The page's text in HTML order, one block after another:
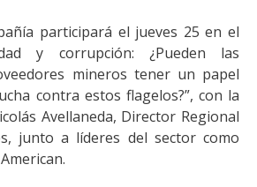
participará el jueves 25 en el
y corrupción: ¿Pueden las
mineros tener un papel
contra estos flagelos?”, con la
Avellaneda, Director Regional
junto a líderes del sector como